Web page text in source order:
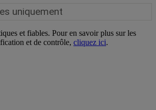
et fiables. Pour en savoir plus sur les
et de contrôle, cliquez ici.